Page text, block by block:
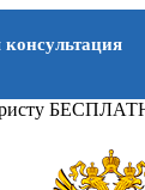
консультация